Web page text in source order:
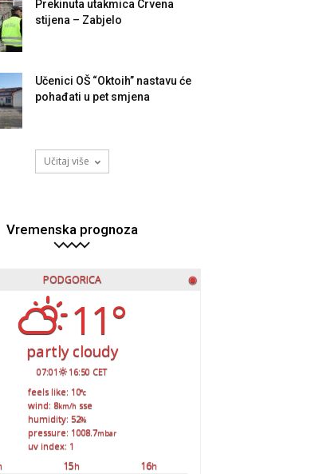
Prekinuta utakmica Crvena
stijena – Zabjelo
Učenici OŠ “Oktoih” nastavu će
pohađati u pet smjena
Učitaj više
Vremenska prognoza
PODGORICA ◉
11°
partly cloudy
07:01 16:50 CET
feels like: 10°c
wind: 8km/h sse
humidity: 52%
pressure: 1008.7mbar
uv index: 1
15h 16h